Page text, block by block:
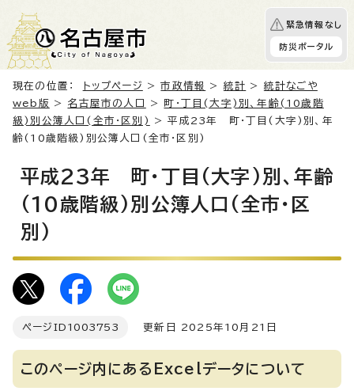
緊急情報なし
防災ポータル
現在の位置： トップページ >市政情報 > 統計 > 統計なごや
web版 > 名古屋市の人口 >
町・丁目(大字)別、年齢(10歳階
級)別公簿人口(全市・区別)
> 平成23年 町・丁目(大字)別、年
齢(10歳階級)別公簿人口(全市・区別)
平成23年 町・丁目(大字)別、年齢
(10歳階級)別公簿人口(全市・区
別)
ページID 1003753 更新日 2025年10月21日
このページ内にあるExcelデータについて